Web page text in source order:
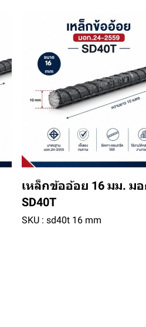
เหล็กข้ออ้อย 16 มม. ม
SD40T
SKU : sd40t 16 mm